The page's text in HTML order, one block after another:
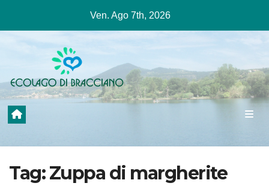
contenuto
Ven. Ago 7th, 2026
Tag:Zuppa di margherite